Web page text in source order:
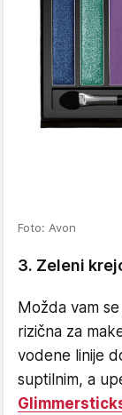
Foto: Avon
3. Zeleni
Možda vam
rizična za
vodene linije
suptilnim, a